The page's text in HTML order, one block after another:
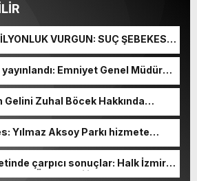
VURGUN: SUÇ ŞEBEKESİ
BASTI!
Emniyet Genel Müdürü
Zuhal Böcek Hakkında
Yılmaz Aksoy Parkı hizmete
çarpıcı sonuçlar: Halk İzmirli
Ömer Eşki ilk sırada